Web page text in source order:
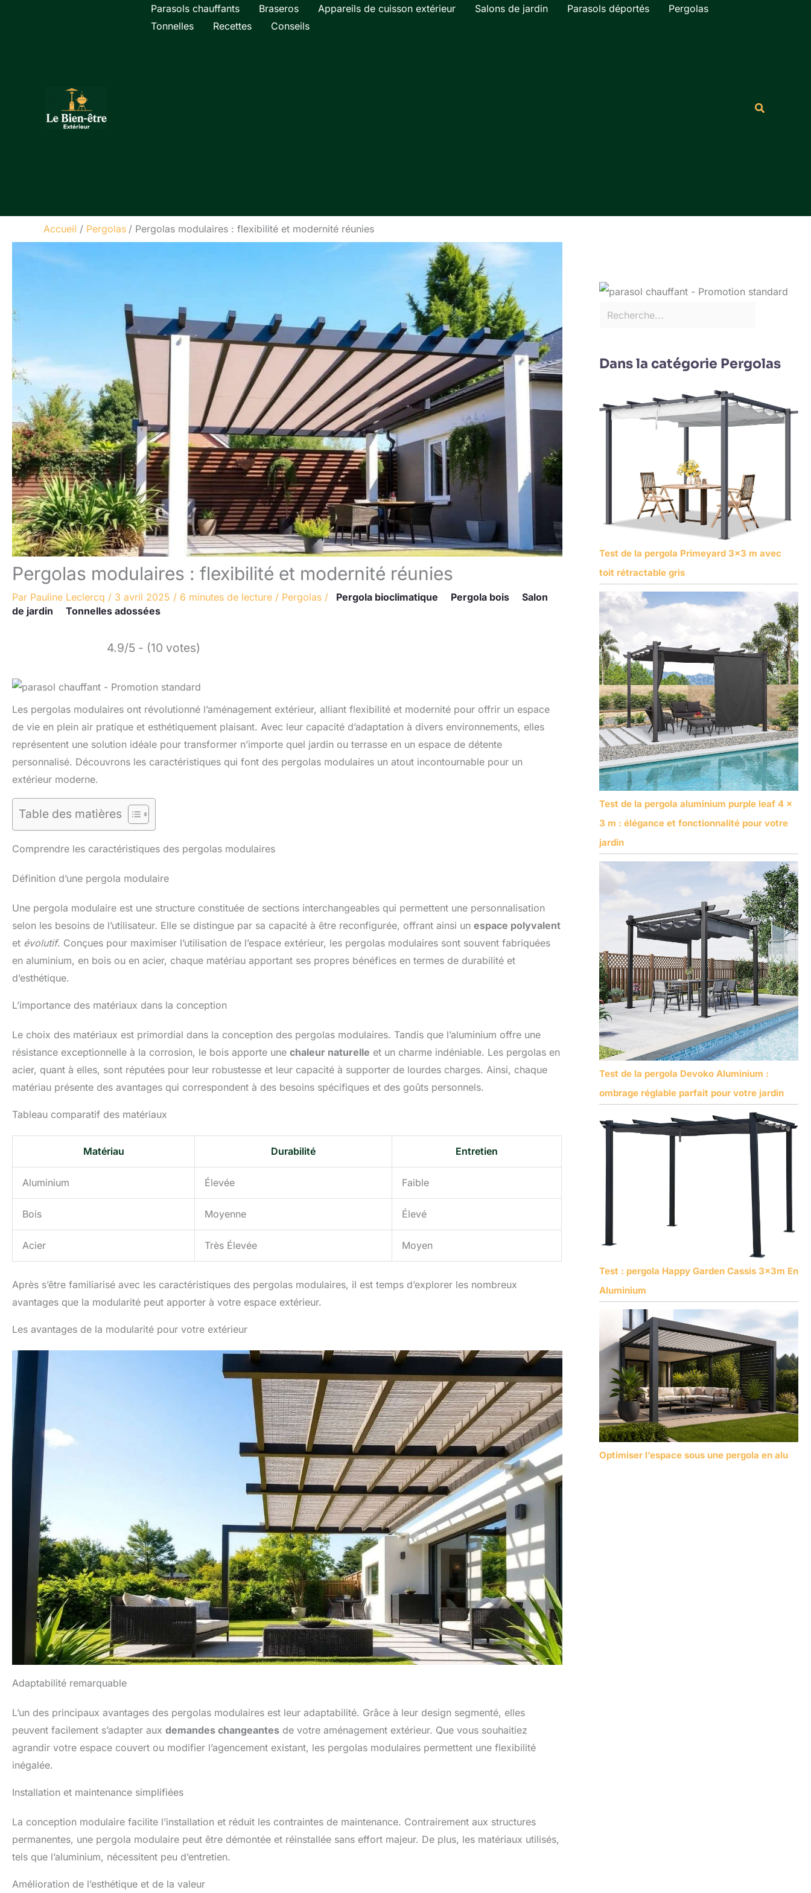
Parasols chauffants Braseros Appareils de cuisson extérieur Salons de jardin Parasols déportés
Pergolas
Tonnelles
Recettes Conseils
Accueil Pergolas Pergolas modulaires : flexibilité et modernité réunies
Pergolas modulaires : flexibilité et modernité réunies
Par Pauline Leclercq / 3 avril 2025 / 6 minutes de lecture / Pergolas / Pergola bioclimatique Pergola bois
Salon
de jardin
Tonnelles adossées
4.9/5 - (10 votes)
Les pergolas modulaires ont révolutionné l’aménagement extérieur, alliant flexibilité et modernité pour offrir un espace
de vie en plein air pratique et esthétiquement plaisant. Avec leur capacité d’adaptation à divers environnements, elles
représentent une solution idéale pour transformer n’importe quel jardin ou terrasse en un espace de détente
personnalisé. Découvrons les caractéristiques qui font des pergolas modulaires un atout incontournable pour un
extérieur moderne.
Table des matières
Comprendre les caractéristiques des pergolas modulaires
Définition d’une pergola modulaire
Une pergola modulaire est une structure constituée de sections interchangeables qui permettent une personnalisation
selon les besoins de l’utilisateur. Elle se distingue par sa capacité à être reconfigurée, offrant ainsi un espace polyvalent
et évolutif. Conçues pour maximiser l’utilisation de l’espace extérieur, les pergolas modulaires sont souvent fabriquées
en aluminium, en bois ou en acier, chaque matériau apportant ses propres bénéfices en termes de durabilité et
d’esthétique.
L’importance des matériaux dans la conception
Le choix des matériaux est primordial dans la conception des pergolas modulaires. Tandis que l’aluminium offre une
résistance exceptionnelle à la corrosion, le bois apporte une chaleur naturelle et un charme indéniable. Les pergolas en
acier, quant à elles, sont réputées pour leur robustesse et leur capacité à supporter de lourdes charges. Ainsi, chaque
matériau présente des avantages qui correspondent à des besoins spécifiques et des goûts personnels.
Tableau comparatif des matériaux
Matériau Durabilité Entretien
Aluminium Élevée Faible
Bois Moyenne Élevé
Acier Très Élevée Moyen
Après s’être familiarisé avec les caractéristiques des pergolas modulaires, il est temps d’explorer les nombreux
avantages que la modularité peut apporter à votre espace extérieur.
Les avantages de la modularité pour votre extérieur
Adaptabilité remarquable
L’un des principaux avantages des pergolas modulaires est leur adaptabilité. Grâce à leur design segmenté, elles
peuvent facilement s’adapter aux demandes changeantes de votre aménagement extérieur. Que vous souhaitiez
agrandir votre espace couvert ou modifier l’agencement existant, les pergolas modulaires permettent une flexibilité
inégalée.
Installation et maintenance simplifiées
La conception modulaire facilite l’installation et réduit les contraintes de maintenance. Contrairement aux structures
permanentes, une pergola modulaire peut être démontée et réinstallée sans effort majeur. De plus, les matériaux utilisés,
tels que l’aluminium, nécessitent peu d’entretien.
Amélioration de l’esthétique et de la valeur
Rechercher
Dans la catégorie Pergolas
Test de la pergola Primeyard 3×3 m avec
toit rétractable gris
Test de la pergola aluminium purple leaf 4 x
3 m : élégance et fonctionnalité pour votre
jardin
Test de la pergola Devoko Aluminium :
ombrage réglable parfait pour votre jardin
Test : pergola Happy Garden Cassis 3x3m En
Aluminium
Optimiser l’espace sous une pergola en alu